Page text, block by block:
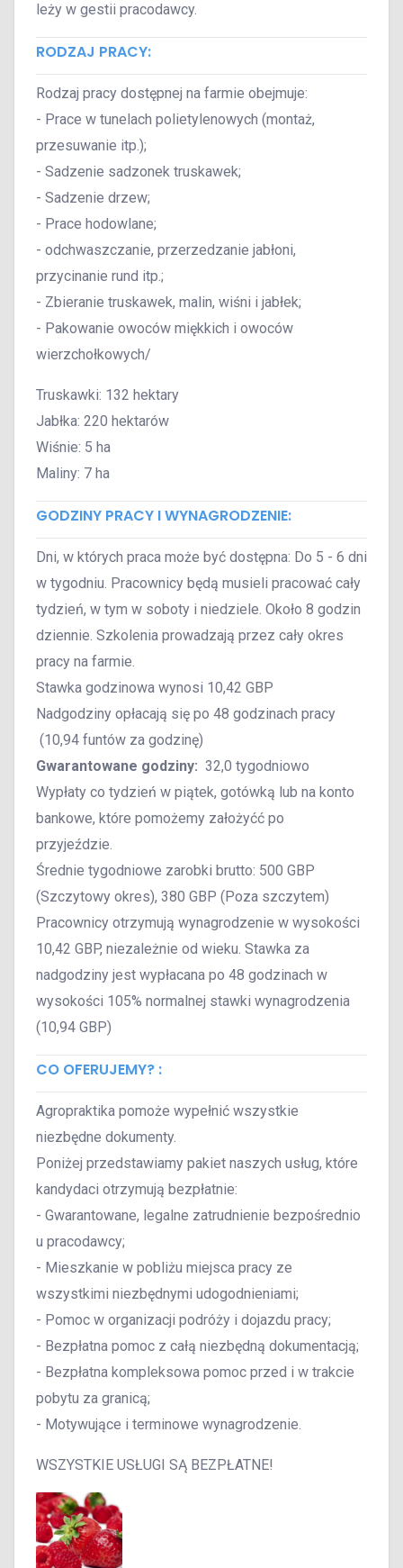
leży w gestii pracodawcy.
RODZAJ PRACY:
Rodzaj pracy dostępnej na farmie obejmuje:
- Prace w tunelach polietylenowych (montaż,
przesuwanie itp.);
- Sadzenie sadzonek truskawek;
- Sadzenie drzew;
- Prace hodowlane;
- odchwaszczanie, przerzedzanie jabłoni,
przycinanie rund itp.;
- Zbieranie truskawek, malin, wiśni i jabłek;
- Pakowanie owoców miękkich i owoców
wierzchołkowych/
Truskawki: 132 hektary
Jabłka: 220 hektarów
Wiśnie: 5 ha
Maliny: 7 ha
GODZINY PRACY I WYNAGRODZENIE:
Dni, w których praca może być dostępna: Do 5 - 6 dni
w tygodniu. Pracownicy będą musieli pracować cały
tydzień, w tym w soboty i niedziele. Około 8 godzin
dziennie. Szkolenia prowadzają przez cały okres
pracy na farmie.
Stawka godzinowa wynosi 10,42 GBP
Nadgodziny opłacają się po 48 godzinach pracy
(10,94 funtów za godzinę)
Gwarantowane godziny: 32,0 tygodniowo
Wypłaty co tydzień w piątek, gotówką lub na konto
bankowe, które pomożemy założyćć po
przyjeździe.
Średnie tygodniowe zarobki brutto: 500 GBP
(Szczytowy okres), 380 GBP (Poza szczytem)
Pracownicy otrzymują wynagrodzenie w wysokości
10,42 GBP, niezależnie od wieku. Stawka za
nadgodziny jest wypłacana po 48 godzinach w
wysokości 105% normalnej stawki wynagrodzenia
(10,94 GBP)
CO OFERUJEMY? :
Agropraktika pomoże wypełnić wszystkie
niezbędne dokumenty.
Poniżej przedstawiamy pakiet naszych usług, które
kandydaci otrzymują bezpłatnie:
- Gwarantowane, legalne zatrudnienie bezpośrednio
u pracodawcy;
- Mieszkanie w pobliżu miejsca pracy ze
wszystkimi niezbędnymi udogodnieniami;
- Pomoc w organizacji podróży i dojazdu pracy;
- Bezpłatna pomoc z całą niezbędną dokumentacją;
- Bezpłatna kompleksowa pomoc przed i w trakcie
pobytu za granicą;
- Motywujące i terminowe wynagrodzenie.
WSZYSTKIE USŁUGI SĄ BEZPŁATNE!